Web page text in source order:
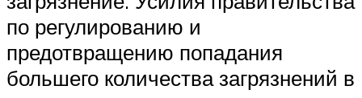
по регулированию и
предотвращению попадания
большего количества загрязнений в